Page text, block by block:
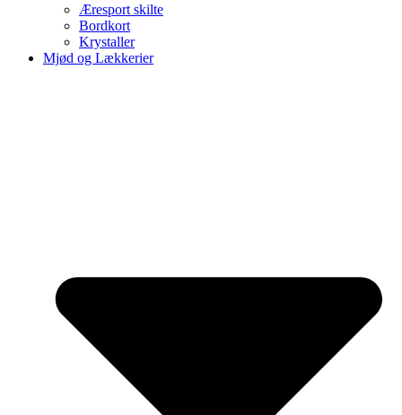
Æresport skilte
Bordkort
Krystaller
Mjød og Lækkerier